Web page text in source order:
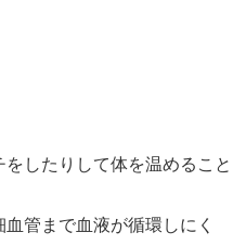
したりして体を温めること
管まで血液が循環しにく